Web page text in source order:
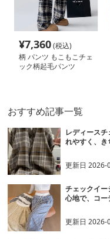
¥7,360(税込)
柄 パンツ もこもこチェ
ック柄起毛パンツ
おすすめ記事一覧
レディース
れやすく、き
更新日2026-
チェックイ
心地で、コー
更新日2026-